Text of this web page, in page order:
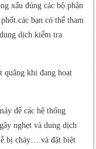
xấu đúng các bộ phận
bạn có thể tham
dịch kiểm tra
quãng khi đang hoạt
để các hệ thống
nghẹt và dung dịch
bị cháy….và đặt biệt